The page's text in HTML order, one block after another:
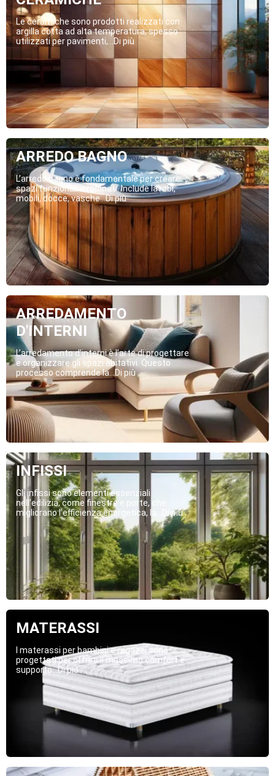
Le ceramiche sono prodotti realizzati con
argilla cotta ad alta temperatura, spesso
utilizzati per pavimenti,...Di più
ARREDO BAGNO
L’arredo bagno è fondamentale per creare
spazi funzionali e raffinati. Include lavabi,
mobili, docce, vasche...Di più
ARREDAMENTO
D'INTERNI
L’arredamento d’interni è l’arte di progettare
e organizzare gli spazi abitativi. Questo
processo comprende la...Di più
INFISSI
Gli infissi sono elementi essenziali
nell’edilizia, come finestre e porte, che
migliorano l’efficienza energetica, la...Di più
MATERASSI
I materassi per bambini e ragazzi sono
progettati per offrire il massimo comfort e
supporto...Di più